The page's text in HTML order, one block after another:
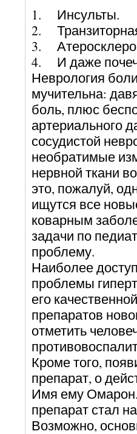
1. Инсульты.
2.
3.
4. И даже
Неврология
мучительна:
боль, плюс
артериального
сосудистой
необратимые
нервной ткани
это, пожалуй,
ищутся все
коварным
задачи по
проблему.
Наиболее
проблемы
его
препаратов
отметить
Кроме того,
препарат, о
Имя ему
препарат стал
Возможно,